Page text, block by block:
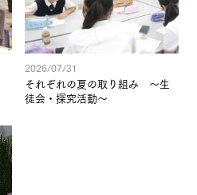
2026/07/31
それぞれの夏の取り組み ～生
徒会・探究活動～